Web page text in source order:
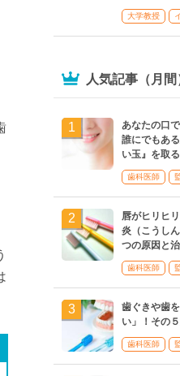
大学教授
人気記事（月間
あなたの口
誰にでもあ
い玉』を取
歯科医師
唇がヒリヒ
炎（こうし
つの原因と
歯科医師
歯ぐきや歯
い」！その
歯科医師